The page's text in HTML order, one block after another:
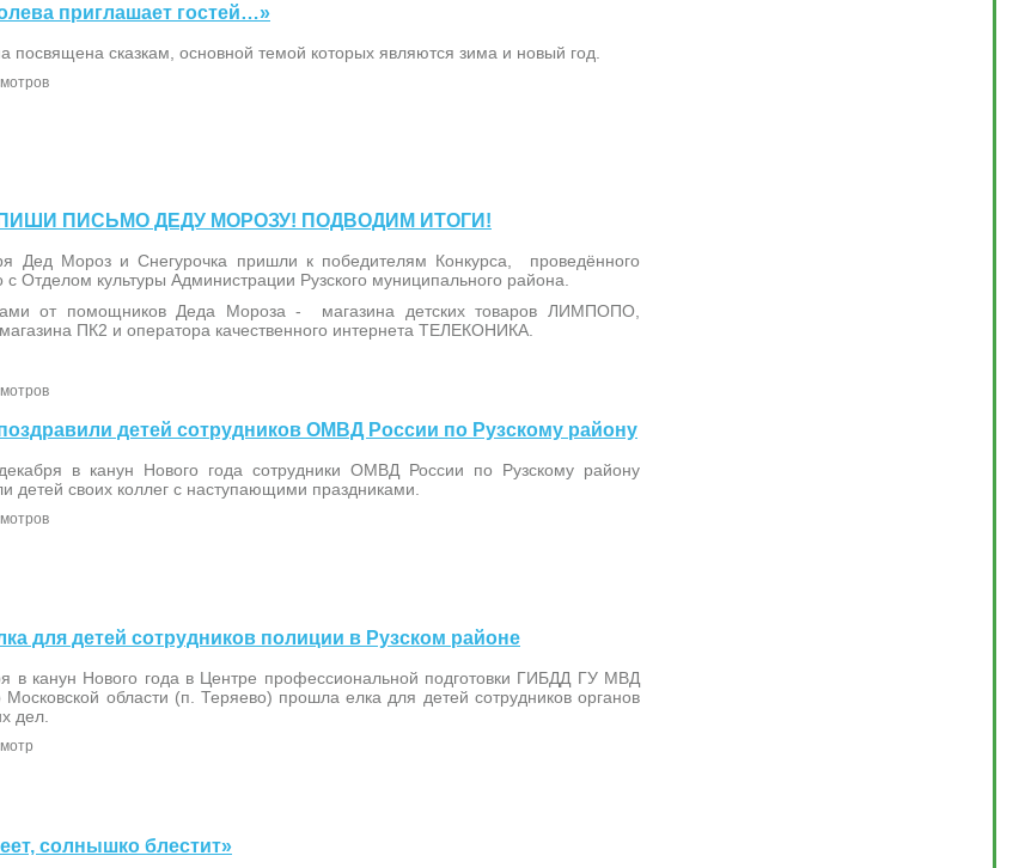
приглашает гостей…»
посвящена сказкам, основной темой которых являются зима и новый год.
ПИСЬМО ДЕДУ МОРОЗУ! ПОДВОДИМ ИТОГИ!
Дед Мороз и Снегурочка пришли к победителям Конкурса, проведённого
с Отделом культуры Администрации Рузского муниципального района.
от помощников Деда Мороза - магазина детских товаров ЛИМПОПО,
ПК2 и оператора качественного интернета ТЕЛЕКОНИКА.
детей сотрудников ОМВД России по Рузскому району
в канун Нового года сотрудники ОМВД России по Рузскому району
детей своих коллег с наступающими праздниками.
для детей сотрудников полиции в Рузском районе
в канун Нового года в Центре профессиональной подготовки ГИБДД ГУ МВД
Московской области (п. Теряево) прошла елка для детей сотрудников органов
дел.
солнышко блестит»